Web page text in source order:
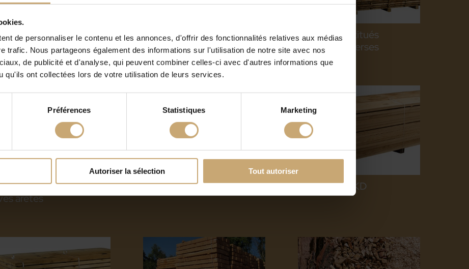
de personnaliser le contenu et les annonces, d'offrir des fonctionnalités relatives aux médias
trafic. Nous partageons également des informations sur l'utilisation de notre site avec nos
de publicité et d'analyse, qui peuvent combiner celles-ci avec d'autres informations que
qu'ils ont collectées lors de votre utilisation de leurs services.
Préférences Statistiques Marketing
Autoriser la sélection Tout autoriser
dépareillés essences
Plots reconstitués chêne
Plots reconstitués
essences diverses
chêne QP1
arêtes
Avivés Export KD Avivés BME KD